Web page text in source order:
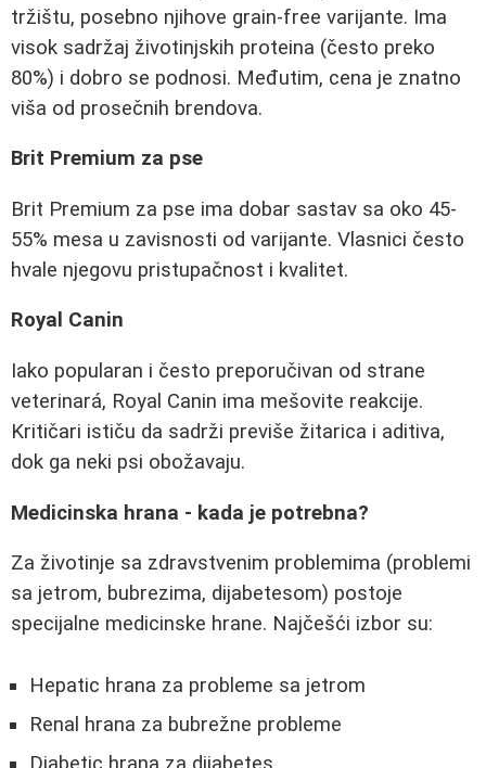
tržištu, posebno njihove grain-free varijante. Ima
visok sadržaj životinjskih proteina (često preko
80%) i dobro se podnosi. Međutim, cena je znatno
viša od prosečnih brendova.
Brit Premium za pse
Brit Premium za pse ima dobar sastav sa oko 45-
55% mesa u zavisnosti od varijante. Vlasnici često
hvale njegovu pristupačnost i kvalitet.
Royal Canin
Iako popularan i često preporučivan od strane
veterinará, Royal Canin ima mešovite reakcije.
Kritičari ističu da sadrži previše žitarica i aditiva,
dok ga neki psi obožavaju.
Medicinska hrana - kada je potrebna?
Za životinje sa zdravstvenim problemima (problemi
sa jetrom, bubrezima, dijabetesom) postoje
specijalne medicinske hrane. Najčešći izbor su:
Hepatic hrana za probleme sa jetrom
Renal hrana za bubrežne probleme